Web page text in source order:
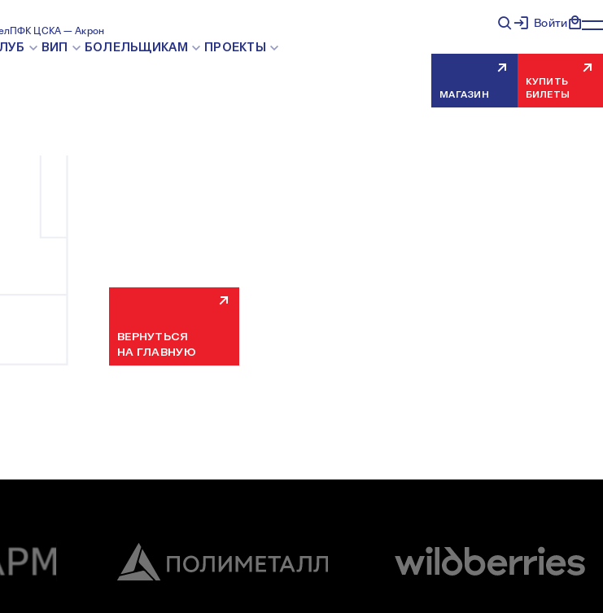
ПФК ЦСКА — Акрон
ВИП БОЛЕЛЬЩИКАМ ПРОЕКТЫ
Войти
МАГАЗИН
КУПИТЬ
БИЛЕТЫ
ВНУТРЕННЯЯ ОШИБКА СЕРВЕРА
Мы уже устраняем неисправность, попробуйте обновить страницу через
ВЕРНУТЬСЯ
НА ГЛАВНУЮ